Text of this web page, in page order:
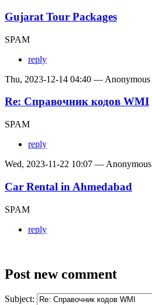
Gujarat Tour Packages
SPAM
reply
Thu, 2023-12-14 04:40 — Anonymous
Re: Справочник кодов WMI
SPAM
reply
Wed, 2023-11-22 10:07 — Anonymous
Car Rental in Ahmedabad
SPAM
reply
Post new comment
Subject: